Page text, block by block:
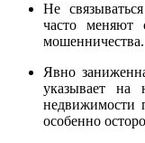
Не
часто меняют
мошенничества.
Явно
указывает на
недвижимости
особенно